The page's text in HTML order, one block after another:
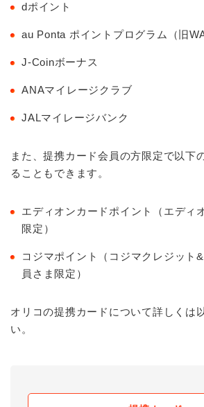
dポイント
au Ponta ポイントプログラム（旧
J-Coinボーナス
ANAマイレージクラブ
JALマイレージバンク
また、提携カード会員の方限定で以下
ることもできます。
エディオンカードポイント（エディ
限定）
コジマポイント（コジマクレジット
員さま限定）
オリコの提携カードについて詳しくは
い。